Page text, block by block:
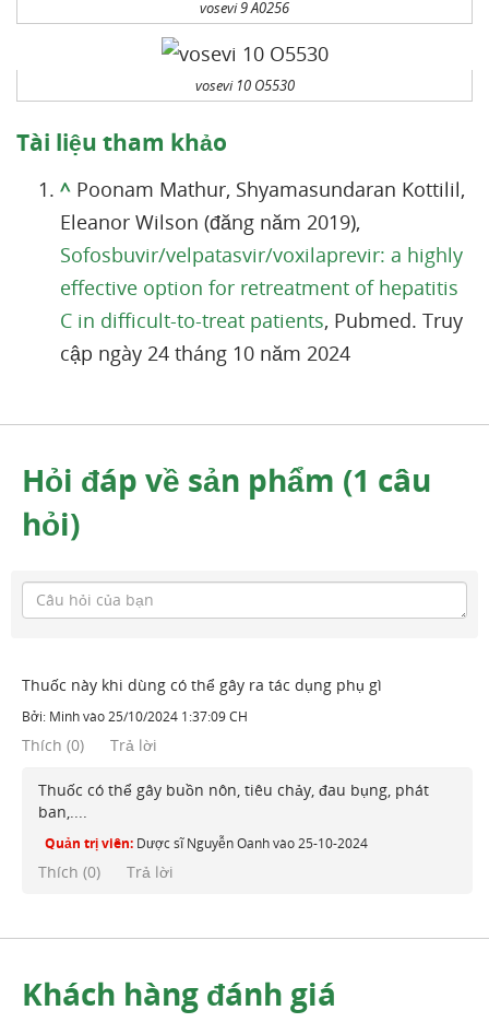
vosevi 9 A0256
vosevi 10 O5530
Tài liệu tham khảo
^ Poonam Mathur, Shyamasundaran Kottilil,
Eleanor Wilson (đăng năm 2019),
Sofosbuvir/velpatasvir/voxilaprevir: a highly
effective option for retreatment of hepatitis
C in difficult-to-treat patients, Pubmed. Truy
cập ngày 24 tháng 10 năm 2024
Hỏi đáp về sản phẩm (1 câu
hỏi)
Thuốc này khi dùng có thể gây ra tác dụng phụ gì
Bởi: Minhvào25/10/2024 1:37:09 CH
Thích (0) Trả lời
Thuốc có thể gây buồn nôn, tiêu chảy, đau bụng, phát
ban,....
Quản trị viên: Dược sĩ Nguyễn Oanhvào25-10-2024
Thích (0) Trả lời
Khách hàng đánh giá